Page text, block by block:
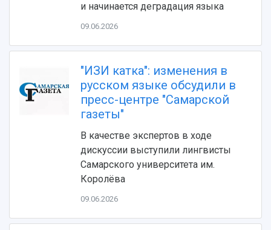
НАЗАД
Об университете
Ключевые факты
Руководство
Попечительский совет
Ученый совет
Новости
Главные новости
Объявления
СМИ об университете
Пресс-центр
Образование
Почему я выбираю Самарский университет?
Абитуриенту
Бакалавриат и специалитет
Магистратура
Аспирантура
Дополнительное образование
Научно-исследовательская деятельность
Основные научные направления
Научные школы и ведущие научные коллективы
Диссертационные советы
Подготовка научных кадров
Конкурс на замещение должностей научных
и начинается деградация языка
09.06.2026
"ИЗИ катка": изменения в
русском языке обсудили в
пресс-центре "Самарской
газеты"
В качестве экспертов в ходе
дискуссии выступили лингвисты
Самарского университета им.
Королёва
09.06.2026